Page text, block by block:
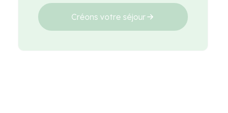
Créons votre séjour